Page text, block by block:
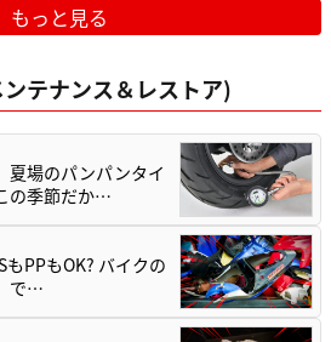
もっと見る
テナンス＆レストア)
夏場のパンパンタイ
の季節だか…
もPPもOK? バイクの
で…